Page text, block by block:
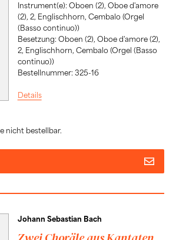
Instrument(e): Oboen (2), Oboe d'amore
(2), 2, Englischhorn, Cembalo (Orgel
(Basso continuo))
Besetzung: Oboen (2), Oboe d'amore (2),
2, Englischhorn, Cembalo (Orgel (Basso
continuo))
Bestellnummer: 325-16
Details
nicht bestellbar.
Johann Sebastian Bach